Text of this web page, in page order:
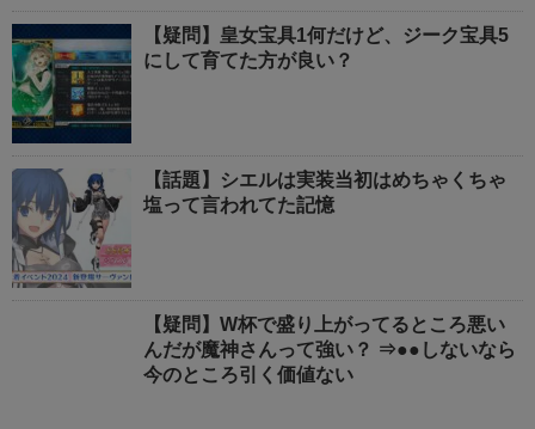
【疑問】皇女宝具1何だけど、ジーク宝具5
にして育てた方が良い？
【話題】シエルは実装当初はめちゃくちゃ
塩って言われてた記憶
【疑問】W杯で盛り上がってるところ悪い
んだが魔神さんって強い？ ⇒●●しないなら
今のところ引く価値ない